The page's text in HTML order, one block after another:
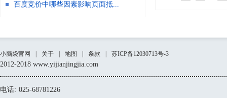
百度竞价中哪些因素影响页面抵...
小脑袋官网 关于 地图 条款 苏ICP备12030713号-3
2012-2018 www.yijianjingjia.com
电话: 025-68781226